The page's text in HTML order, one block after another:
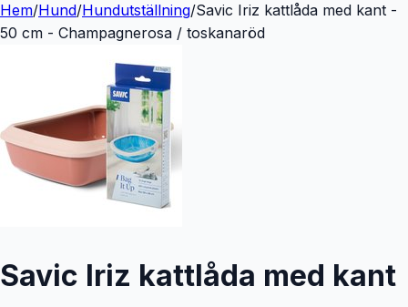
Hem/Hund/Hundutställning/Savic Iriz kattlåda med kant -
50 cm - Champagnerosa / toskanaröd
Savic Iriz kattlåda med kant